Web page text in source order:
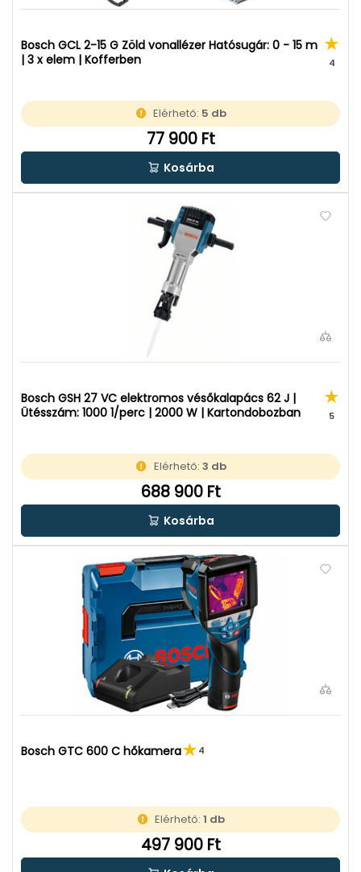
Bosch GCL 2-15 G Zöld vonallézer Hatósugár: 0 - 15 m
| 3 x elem | Kofferben
4
Elérhető: 5 db
77 900 Ft
Kosárba
Bosch GSH 27 VC elektromos vésőkalapács 62 J |
Ütésszám: 1000 1/perc | 2000 W | Kartondobozban
5
Elérhető: 3 db
688 900 Ft
Kosárba
Bosch GTC 600 C hőkamera 4
Elérhető:1 db
497 900 Ft